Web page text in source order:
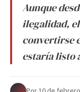
Aunque
ilegalidad,
convertirse
estaría listo